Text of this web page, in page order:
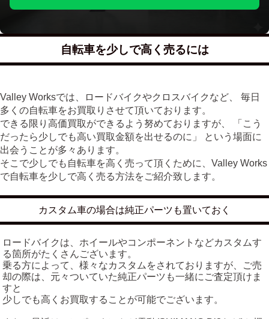
自転車を少しで高く売るには
Valley Worksでは、ロードバイクやクロスバイクなど、 毎日
多くの自転車をお買取りさせて頂いております。
できる限り高価買取ができるよう努めておりますが、 「こう
だったら少しでも高い買取金額を出せるのに」 という場面に
出会うことが多々あります。
そこで少しでも自転車を高く売って頂くために、Valley Works
で自転車を少しで高く売る方法をご紹介致します。
カスタム車の場合は純正パーツも置いておく
ロードバイクは、ホイールやコンポーネントなどカスタムす
る箇所がたくさんございます。
乗る方によって、様々なカスタムをされておりますが、ご売
却の際は、元々ついていた純正パーツも一緒にご査定頂けま
すと
少しでも高くお買取することが可能でございます。